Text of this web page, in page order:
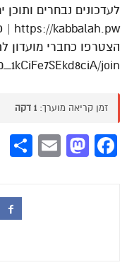
https://kabbalah.pw | פייסבוק: https://bit.ly/3JVlHvk
הצטרפו כחברי מועדון
join
זמן קריאה מוערך: 1 דקה
Facebook